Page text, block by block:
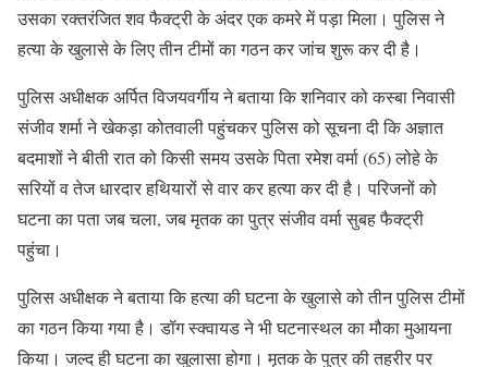
उसका रक्तरंजित शव फैक्ट्री के अंदर एक कमरे में पड़ा मिला। पुलिस ने
हत्या के खुलासे के लिए तीन टीमों का गठन कर जांच शुरू कर दी है।
पुलिस अधीक्षक अर्पित विजयवर्गीय ने बताया कि शनिवार को कस्बा निवासी
संजीव शर्मा ने खेकड़ा कोतवाली पहुंचकर पुलिस को सूचना दी कि अज्ञात
बदमाशों ने बीती रात को किसी समय उसके पिता रमेश वर्मा (65) लोहे के
सरियों व तेज धारदार हथियारों से वार कर हत्या कर दी है। परिजनों को
घटना का पता जब चला, जब मृतक का पुत्र संजीव वर्मा सुबह फैक्ट्री
पहुंचा।
पुलिस अधीक्षक ने बताया कि हत्या की घटना के खुलासे को तीन पुलिस टीमों
का गठन किया गया है। डॉग स्क्वायड ने भी घटनास्थल का मौका मुआयना
किया। जल्द ही घटना का खुलासा होगा। मृतक के पुत्र की तहरीर पर